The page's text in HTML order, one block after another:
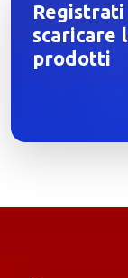
scaricare
prodotti